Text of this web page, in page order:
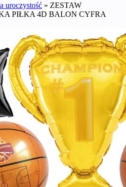
uroczystość » ZESTAW
PIŁKA 4D BALON CYFRA